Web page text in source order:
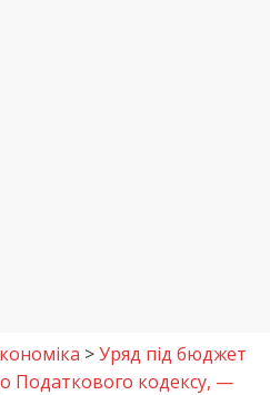
>Уряд під бюджет
Податкового кодексу, —